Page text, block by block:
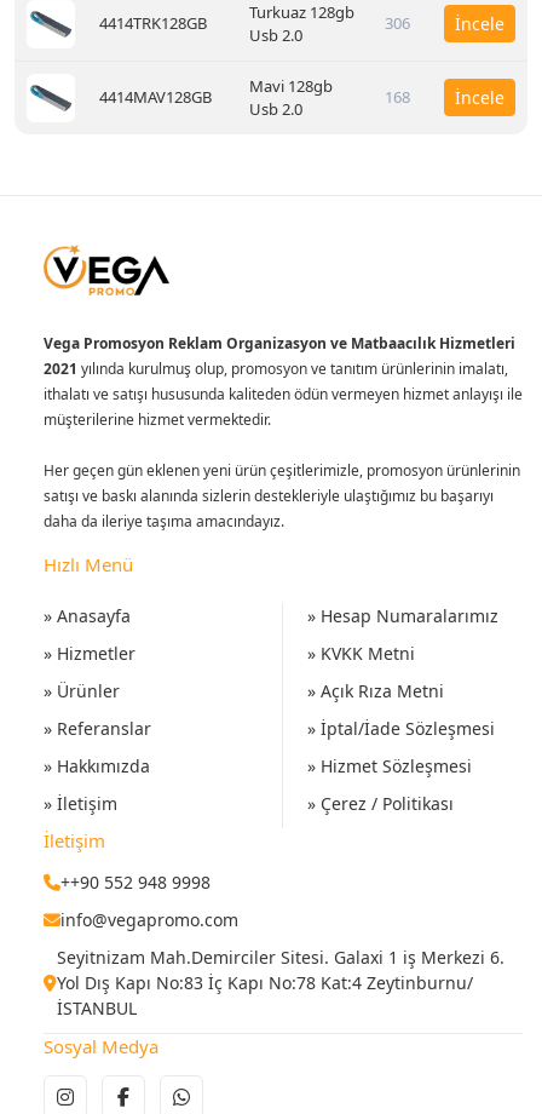
4414TRK128GB
Turkuaz 128gb
Usb 2.0
306 İncele
4414MAV128GB
Mavi 128gb
Usb 2.0
168 İncele
Vega Promosyon Reklam Organizasyon ve Matbaacılık Hizmetleri
2021 yılında kurulmuş olup, promosyon ve tanıtım ürünlerinin imalatı,
ithalatı ve satışı hususunda kaliteden ödün vermeyen hizmet anlayışı ile
müşterilerine hizmet vermektedir.
Her geçen gün eklenen yeni ürün çeşitlerimizle, promosyon ürünlerinin
satışı ve baskı alanında sizlerin destekleriyle ulaştığımız bu başarıyı
daha da ileriye taşıma amacındayız.
Hızlı Menü
» Anasayfa
» Hizmetler
» Ürünler
» Referanslar
» Hakkımızda
» İletişim
» Hesap Numaralarımız
» KVKK Metni
» Açık Rıza Metni
» İptal/İade Sözleşmesi
» Hizmet Sözleşmesi
» Çerez / Politikası
İletişim
++90 552 948 9998
info@vegapromo.com
Seyitnizam Mah.Demirciler Sitesi. Galaxi 1 iş Merkezi 6.
Yol Dış Kapı No:83 İç Kapı No:78 Kat:4 Zeytinburnu/
İSTANBUL
Sosyal Medya